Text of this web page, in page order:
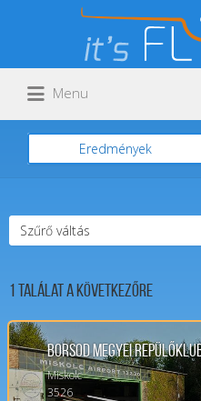
Keresés:
Menu
Eredmények
Szűrő váltás
1Találat a következőre
Borsod Megyei
Miskolc
3526